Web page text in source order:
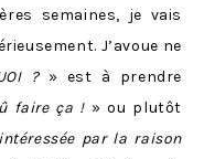
semaines, je vais
J’avoue ne
?» est à prendre
faire ça ! » ou plutôt
par la raison